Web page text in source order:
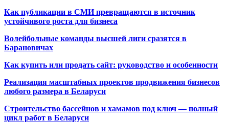
Как публикации в СМИ превращаются в источник
устойчивого роста для бизнеса
Волейбольные команды высшей лиги сразятся в
Барановичах
Как купить или продать сайт: руководство и особенности
Реализация масштабных проектов продвижения бизнесов
любого размера в Беларуси
Строительство бассейнов и хамамов под ключ — полный
цикл работ в Беларуси